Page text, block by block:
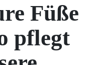
Füße
pflegt